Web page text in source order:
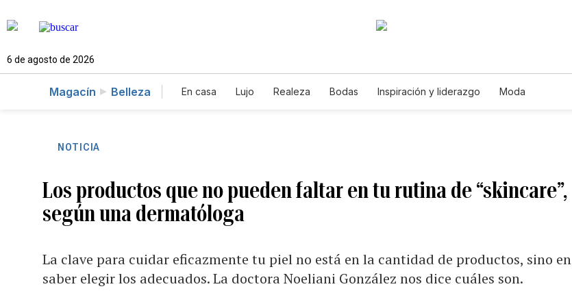
6 de agosto de 2026
Magacín Belleza En casa Lujo Realeza Bodas Inspiración y liderazgo Moda
NOTICIA
Los productos que no pueden faltar en tu rutina de “skincare”,
según una dermatóloga
La clave para cuidar eficazmente tu piel no está en la cantidad de productos, sino en
saber elegir los adecuados. La doctora Noeliani González nos dice cuáles son.